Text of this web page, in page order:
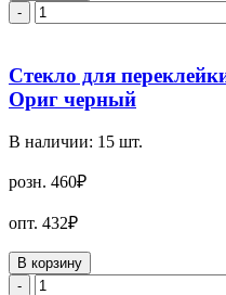
-
Стекло для
Ориг черный
В наличии: 15 шт.
розн. 460₽
опт. 432₽
В корзину
-